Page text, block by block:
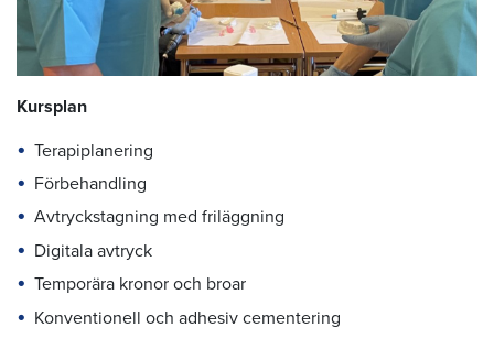
Kursplan
Terapiplanering
Förbehandling
Avtryckstagning med friläggning
Digitala avtryck
Temporära kronor och broar
Konventionell och adhesiv cementering